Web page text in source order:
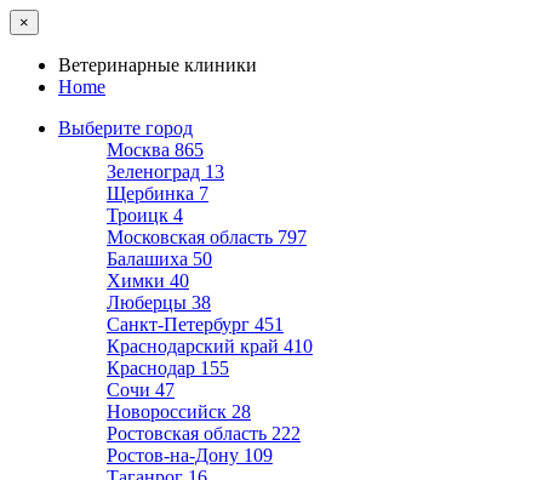
×
Ветеринарные клиники
Home
Выберите город
Москва 865
Зеленоград 13
Щербинка 7
Троицк 4
Московская область 797
Балашиха 50
Химки 40
Люберцы 38
Санкт-Петербург 451
Краснодарский край 410
Краснодар 155
Сочи 47
Новороссийск 28
Ростовская область 222
Ростов-на-Дону 109